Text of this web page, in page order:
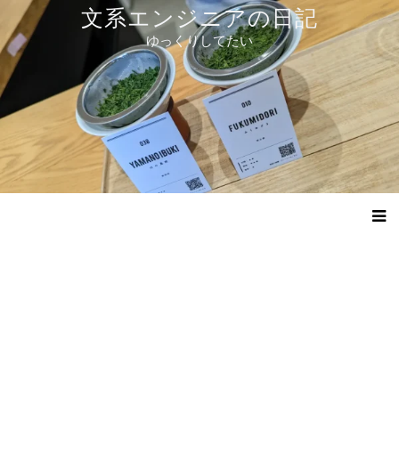
テ
ツ
へ
ス
ッ
プ
文系エンジニアの日記
ゆっくりしてたい